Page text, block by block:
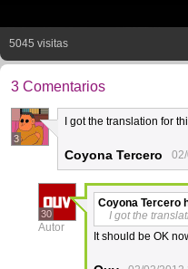
5045 visitas
3 Comentarios
3
I got the translation for
Coyona Tercero
30
Autor
Coyona Tercero
I got the
It should be OK